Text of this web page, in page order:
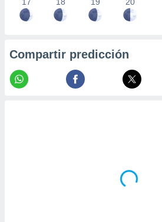
Compartir predicción